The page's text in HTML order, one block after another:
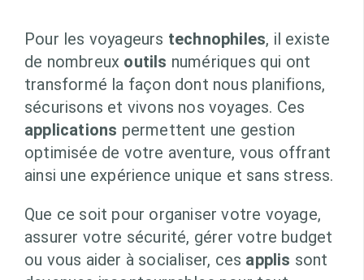
Pour les voyageurs technophiles, il existe
de nombreux outils numériques qui ont
transformé la façon dont nous planifions,
sécurisons et vivons nos voyages. Ces
applications permettent une gestion
optimisée de votre aventure, vous offrant
ainsi une expérience unique et sans stress.
Que ce soit pour organiser votre voyage,
assurer votre sécurité, gérer votre budget
ou vous aider à socialiser, ces applis sont